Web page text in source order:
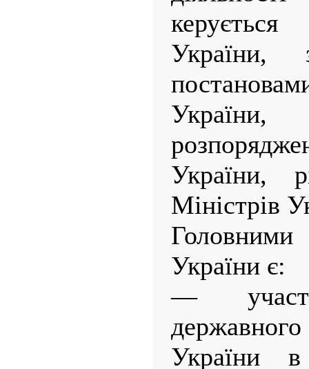
України,
України,
Міністрів
України є:
—
України в